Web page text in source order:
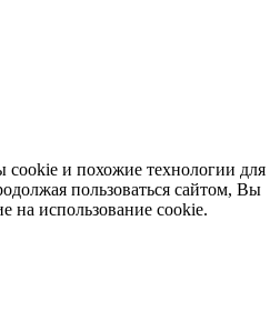
cookie и похожие технологии для
пользоваться сайтом, Вы
на использование cookie.